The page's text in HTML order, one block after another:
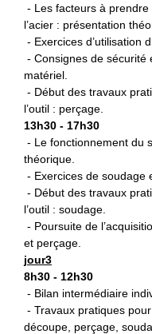
- Les facteurs à
l’acier : présentation
- Exercices d’utilisation
- Consignes de sécurité
matériel.
- Début des travaux
l’outil : perçage.
13h30 - 17h30
- Le fonctionnement du
théorique.
- Exercices de soudage
- Début des travaux
l’outil : soudage.
- Poursuite de
et perçage.
jour3
8h30 - 12h30
- Bilan intermédiaire
- Travaux pratiques
découpe, perçage,